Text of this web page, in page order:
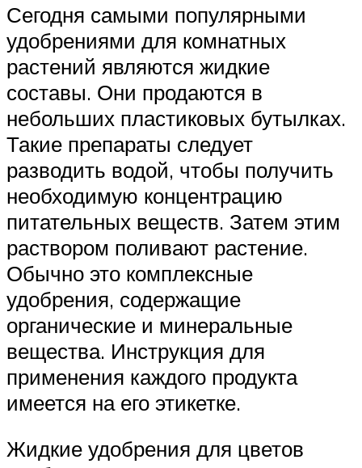
Сегодня самыми популярными
удобрениями для комнатных
растений являются жидкие
составы. Они продаются в
небольших пластиковых бутылках.
Такие препараты следует
разводить водой, чтобы получить
необходимую концентрацию
питательных веществ. Затем этим
раствором поливают растение.
Обычно это комплексные
удобрения, содержащие
органические и минеральные
вещества. Инструкция для
применения каждого продукта
имеется на его этикетке.
Жидкие удобрения для цветов